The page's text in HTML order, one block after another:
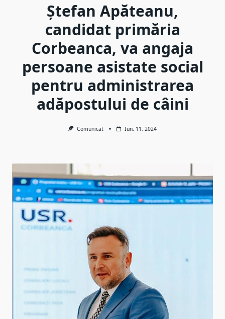
Ștefan Apăteanu,
candidat primăria
Corbeanca, va angaja
persoane asistate social
pentru administrarea
adăpostului de câini
Comunicat Iun. 11, 2024